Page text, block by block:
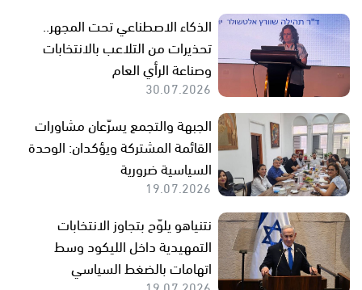
الذكاء الاصطناعي تحت المجهر..
تحذيرات من التلاعب بالانتخابات
وصناعة الرأي العام
30.07.2026
الجبهة والتجمع يسرّعان مشاورات
القائمة المشتركة ويؤكدان: الوحدة
السياسية ضرورية
19.07.2026
نتنياهو يلوّح بتجاوز الانتخابات
التمهيدية داخل الليكود وسط
اتهامات بالضغط السياسي